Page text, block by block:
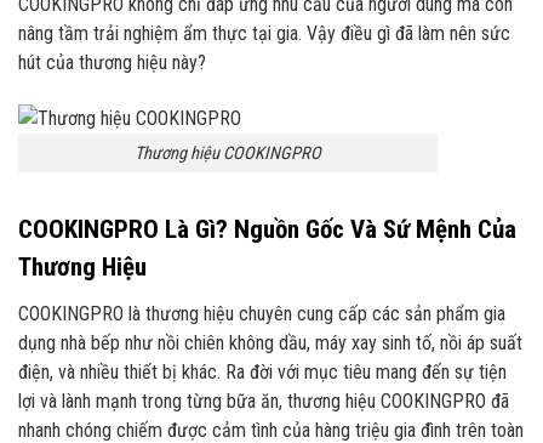
nâng tầm trải nghiệm ẩm thực tại gia. Vậy điều gì đã làm nên sức
hút của thương hiệu này?
Thương hiệu COOKINGPRO
COOKINGPRO Là Gì? Nguồn Gốc Và Sứ Mệnh Của
Thương Hiệu
COOKINGPRO là thương hiệu chuyên cung cấp các sản phẩm gia
dụng nhà bếp như nồi chiên không dầu, máy xay sinh tố, nồi áp suất
điện, và nhiều thiết bị khác. Ra đời với mục tiêu mang đến sự tiện
lợi và lành mạnh trong từng bữa ăn, thương hiệu COOKINGPRO đã
nhanh chóng chiếm được cảm tình của hàng triệu gia đình trên toàn